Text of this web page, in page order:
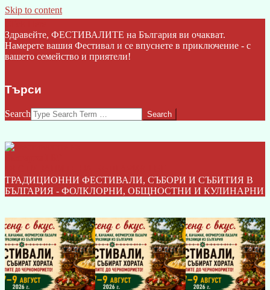
Skip to content
Здравейте, ФЕСТИВАЛИТЕ на България ви очакват.
Намерете вашия Фестивал и се впуснете в приключение - с
вашето семейство и приятели!
Търси
Search
ТРАДИЦИОННИ ФЕСТИВАЛИ, СЪБОРИ И СЪБИТИЯ В
БЪЛГАРИЯ - ФОЛКЛОРНИ, ОБЩНОСТНИ И КУЛИНАРНИ